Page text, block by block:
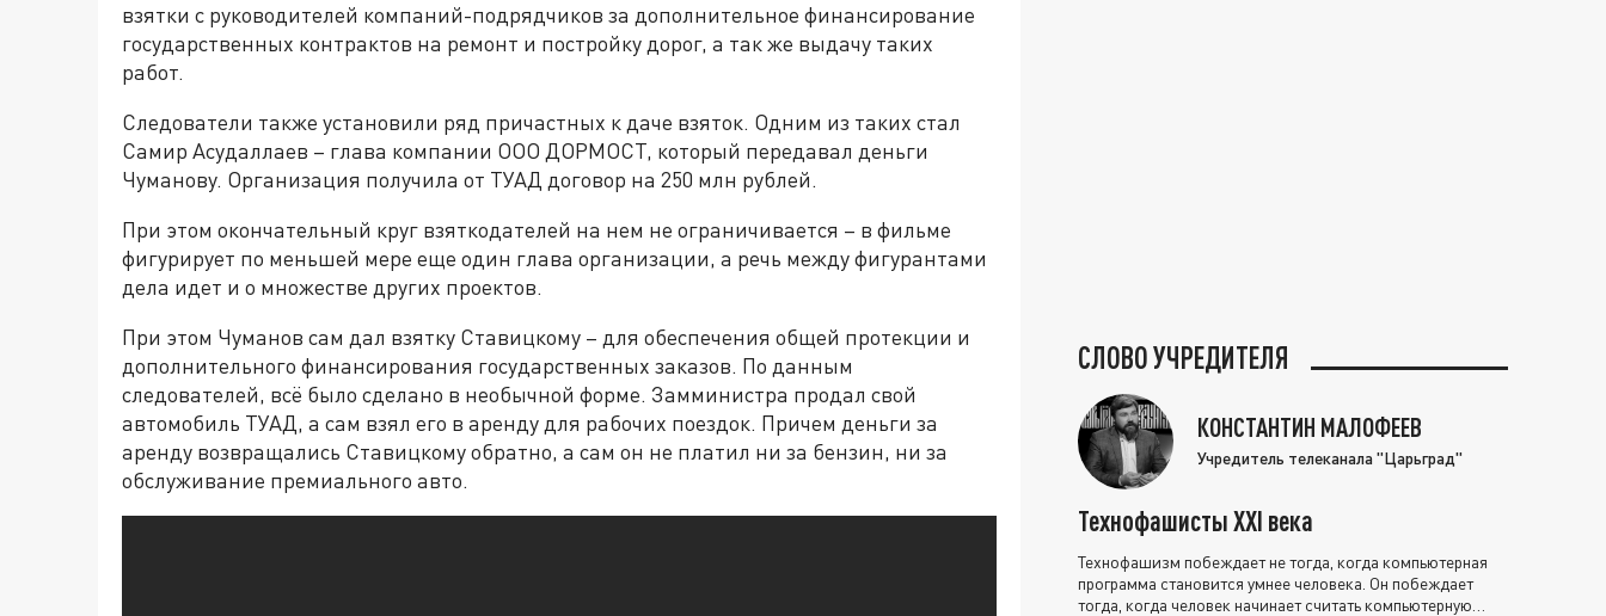
взятки с руководителей компаний-подрядчиков за дополнительное финансирование
государственных контрактов на ремонт и постройку дорог, а так же выдачу таких
работ.
Следователи также установили ряд причастных к даче взяток. Одним из таких стал
Самир Асудаллаев – глава компании ООО ДОРМОСТ, который передавал деньги
Чуманову. Организация получила от ТУАД договор на 250 млн рублей.
При этом окончательный круг взяткодателей на нем не ограничивается – в фильме
фигурирует по меньшей мере еще один глава организации, а речь между фигурантами
дела идет и о множестве других проектов.
При этом Чуманов сам дал взятку Ставицкому – для обеспечения общей протекции и
дополнительного финансирования государственных заказов. По данным
следователей, всё было сделано в необычной форме. Замминистра продал свой
автомобиль ТУАД, а сам взял его в аренду для рабочих поездок. Причем деньги за
аренду возвращались Ставицкому обратно, а сам он не платил ни за бензин, ни за
обслуживание премиального авто.
СЛОВО УЧРЕДИТЕЛЯ
КОНСТАНТИН МАЛОФЕЕВ
Учредитель телеканала "Царьград"
Технофашисты XXI века
Технофашизм побеждает не тогда, когда компьютерная
программа становится умнее человека. Он побеждает
тогда, когда человек начинает считать компьютерную